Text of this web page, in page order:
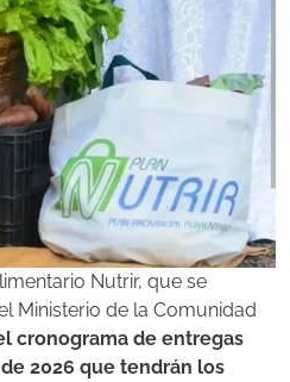
Nutrir, que se
Ministerio de la Comunidad
cronograma de entregas
2026 que tendrán los